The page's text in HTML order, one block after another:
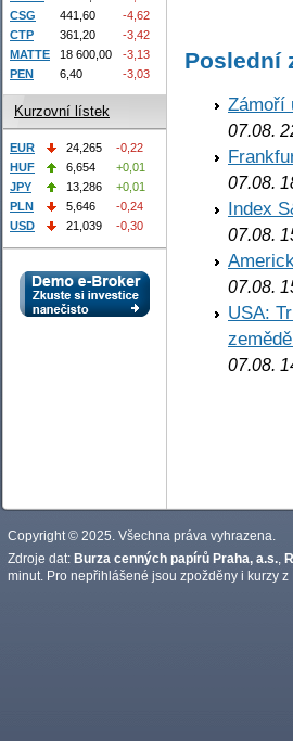
Poslední
Zámoří
07.08.
07.08.
Index
07.08.
07.08.
USA:
07.08.
CSG
441,60
-4,62
CTP
361,20
-3,42
MATTE
18 600,00
-3,13
PEN
6,40 -3,03
Kurzovní lístek
EUR 24,265
-0,22
HUF
6,654
+0,01
JPY
13,286
+0,01
PLN
5,646
-0,24
USD
21,039 -0,30
Copyright © 2025. Všechna práva vyhrazena.
Zdroje dat: Burza cenných papírů Praha, a.s.
minut. Pro nepřihlášené jsou zpožděny i kurzy z